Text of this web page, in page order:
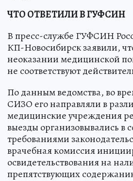
ЧТО ОТВЕТИЛИ В ГУФСИН
В пресс-службе ГУФСИН
КП-Новосибирск заявили,
неоказании медицинской
не соответствуют
По данным ведомства, во
СИЗО его направляли в
медицинские учреждения
выезды организовывались в
требованиями
врачебная комиссия
освидетельствования на
препятствующих